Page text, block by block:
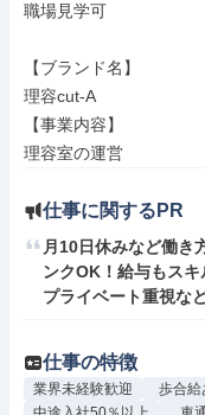
職場見学可
【ブランド名】
理容cut-A
【事業内容】
理容室の運営
仕事に関するPR
月10日休みなど働き
ンクOK！給与もス
プライベート重視な
仕事の特徴
業界未経験歓迎 歩合給